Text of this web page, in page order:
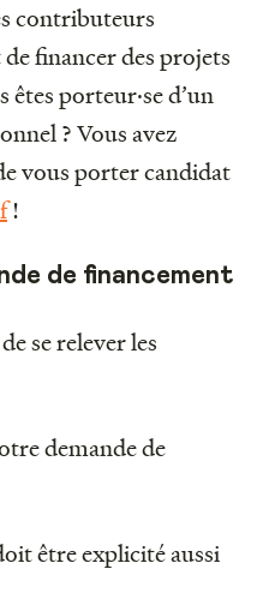
contributeurs
financer des projets
porteur·se d’un
? Vous avez
vous porter candidat
!
de financement
se relever les
demande de
être explicité aussi